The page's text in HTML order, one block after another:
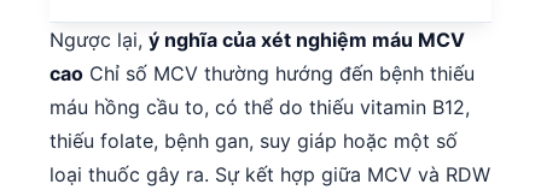
Ngược lại, ý nghĩa của xét nghiệm máu MCV
cao Chỉ số MCV thường hướng đến bệnh thiếu
máu hồng cầu to, có thể do thiếu vitamin B12,
thiếu folate, bệnh gan, suy giáp hoặc một số
loại thuốc gây ra. Sự kết hợp giữa MCV và RDW
日本語
Čeština
ქართული
Русский
Lietuvių kalba